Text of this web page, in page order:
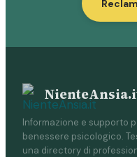
Informazione e supporto
benessere psicologico.
una directory di